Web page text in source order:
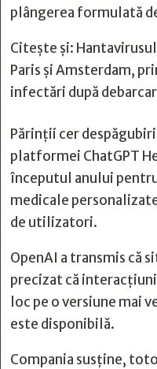
plângerea formulată
Citește și:
Paris și Amsterdam,
infectări după
Părinţii cer
platformei ChatGPT
începutul anului
medicale
de utilizatori.
OpenAI a transmis că
precizat că
loc pe o versiune mai
este disponibilă.
Compania susţine,